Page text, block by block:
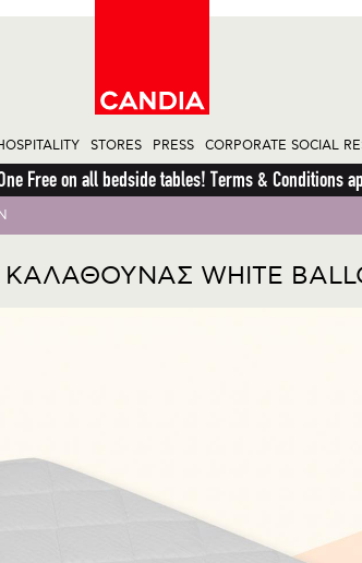
STORES PRESS CORPORATE SOCIAL
Free on all bedside tables! Terms & Conditions
WHITE